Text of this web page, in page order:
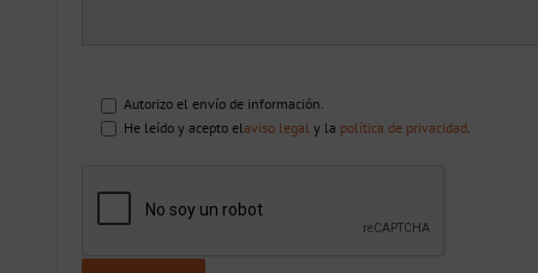
Autorizo el envío de información.
He leído y acepto elaviso legal y la política de privacidad